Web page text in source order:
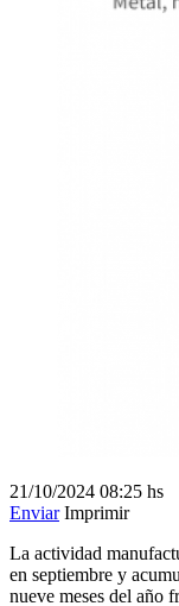
21/10/2024 08:25 hs
Enviar Imprimir
La actividad
en septiembre y
nueve meses del año